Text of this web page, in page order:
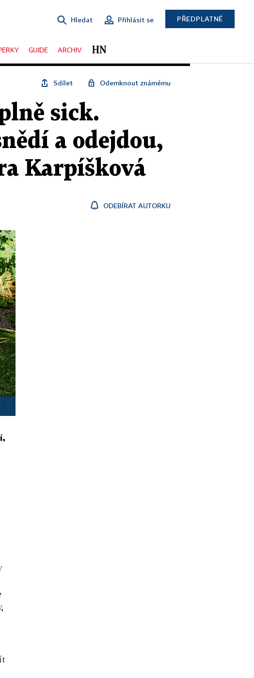
Hledat Přihlásit se PŘEDPLATNÉ
GUIDE ARCHIV
Sdílet Odemknout známému
sick.
a odejdou,
Karpíšková
ODEBÍRAT AUTORKU